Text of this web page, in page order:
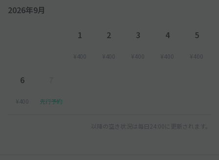
2026年9月
1
¥400
2
¥400
3
¥400
4
¥400
5
¥400
6
¥400 先行予約
以降の空き状況は毎日24:00に更新されます。